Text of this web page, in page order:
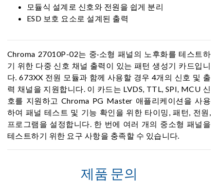
모듈식 설계로 신호와 전원을 쉽게 분리
ESD 보호 요소로 설계된 출력
Chroma 27010P-02는 중·소형 패널의 노후화를 테스트하
기 위한 다중 신호 채널 출력이 있는 패턴 생성기 카드입니
다. 673XX 전원 모듈과 함께 사용할 경우 4개의 신호 및 출
력 채널을 지원합니다. 이 카드는 LVDS, TTL, SPI, MCU 신
호를 지원하고 Chroma PG Master 애플리케이션을 사용
하여 패널 테스트 및 기능 확인을 위한 타이밍, 패턴, 전원,
프로그램을 설정합니다. 한 번에 여러 개의 중소형 패널을
테스트하기 위한 요구 사항을 충족할 수 있습니다.
제품 문의